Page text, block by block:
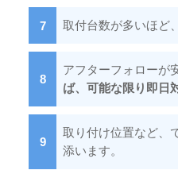
取付台数が多いほど
アフターフォローが
ば、可能な限り即日
取り付け位置など、
添います。